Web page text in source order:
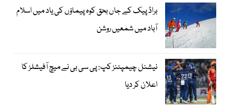
براڈ پیک کے جاں بحق کوہ پیماؤں کی یاد میں اسلام
آباد میں شمعیں روشن
نیشنل چیمپئنز کپ: پی سی بی نے میچ آفیشلز کا
اعلان کر دیا